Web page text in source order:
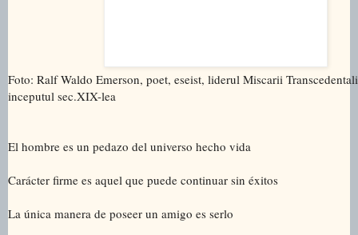
Foto: Ralf Waldo Emerson, poet, eseist, liderul Miscarii
inceputul sec.XIX-lea
El hombre es un pedazo del universo hecho vida
Carácter firme es aquel que puede continuar sin éxitos
La única manera de poseer un amigo es serlo